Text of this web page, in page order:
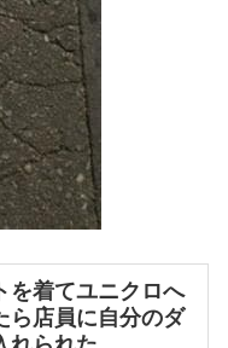
を着てユニクロへ
ら店員に自分のダ